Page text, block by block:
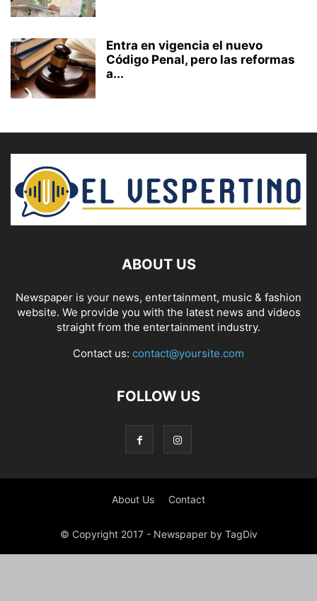
Entra en vigencia el nuevo
Código Penal, pero las reformas
a...
ABOUT US
Newspaper is your news, entertainment, music & fashion
website. We provide you with the latest news and videos
straight from the entertainment industry.
Contact us: contact@yoursite.com
FOLLOW US
About Us Contact
© Copyright 2017 - Newspaper by TagDiv